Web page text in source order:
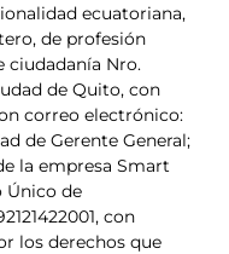
ecuatoriana,
de profesión
ciudadanía Nro.
de Quito, con
correo electrónico:
de Gerente General;
la empresa Smart
Único de
con
los derechos que